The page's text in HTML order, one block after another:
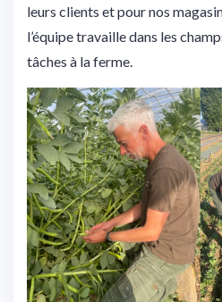
leurs clients et pour nos
l’équipe travaille dans les
tâches à la ferme.